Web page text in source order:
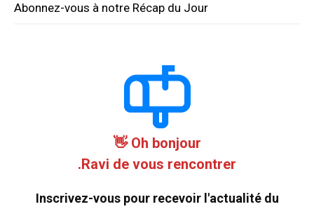
Abonnez-vous à notre Récap du Jour
Oh bonjour 👋
Ravi de vous rencontrer.
Inscrivez-vous pour recevoir l'actualité du